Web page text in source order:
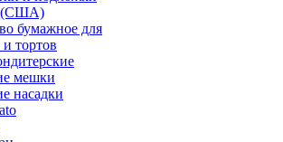
(США)
бумажное для
и тортов
мешки
насадки